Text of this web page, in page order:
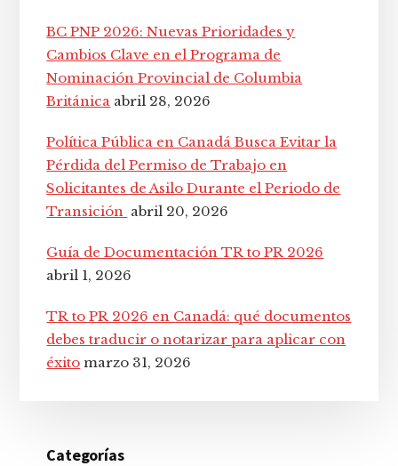
BC PNP 2026: Nuevas Prioridades y
Cambios Clave en el Programa de
Nominación Provincial de Columbia
Británica abril 28, 2026
Política Pública en Canadá Busca Evitar la
Pérdida del Permiso de Trabajo en
Solicitantes de Asilo Durante el Periodo de
Transición abril 20, 2026
Guía de Documentación TR to PR 2026
abril 1, 2026
TR to PR 2026 en Canadá: qué documentos
debes traducir o notarizar para aplicar con
éxito marzo 31, 2026
Categorías